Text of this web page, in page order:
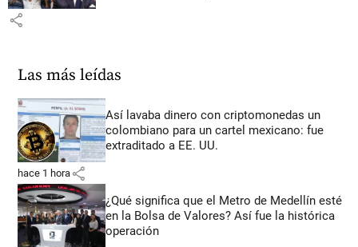
share
Las más leídas
Así lavaba dinero con criptomonedas un
colombiano para un cartel mexicano: fue
extraditado a EE. UU.
hace 1 hora share
¿Qué significa que el Metro de Medellín esté
en la Bolsa de Valores? Así fue la histórica
operación